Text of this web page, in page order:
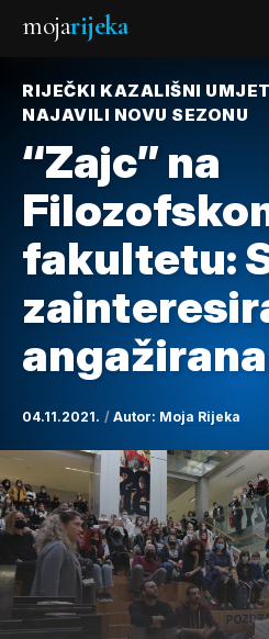
mojarijeka
RIJEČKI KAZALIŠNI
NAJAVILI NOVU SEZONU
“Zajc” na
fakultetu:
04.11.2021. Autor: Moja Rijeka